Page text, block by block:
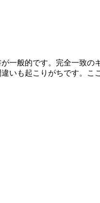
一般的です。完全一致
いも起こりがちです。こ